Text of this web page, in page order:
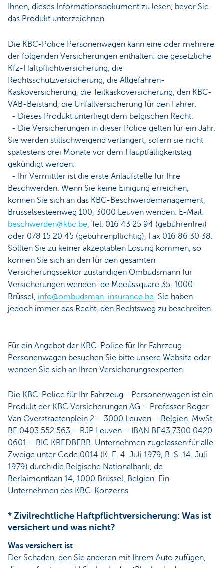
Ihnen, dieses Informationsdokument zu lesen, bevor Sie
das Produkt unterzeichnen.
Die KBC-Police Personenwagen kann eine oder mehrere
der folgenden Versicherungen enthalten: die gesetzliche
Kfz-Haftpflichtversicherung, die
Rechtsschutzversicherung, die Allgefahren-
Kaskoversicherung, die Teilkaskoversicherung, den KBC-
VAB-Beistand, die Unfallversicherung für den Fahrer.
- Dieses Produkt unterliegt dem belgischen Recht.
- Die Versicherungen in dieser Police gelten für ein Jahr.
Sie werden stillschweigend verlängert, sofern sie nicht
spätestens drei Monate vor dem Hauptfälligkeitstag
gekündigt werden.
- Ihr Vermittler ist die erste Anlaufstelle für Ihre
Beschwerden. Wenn Sie keine Einigung erreichen,
können Sie sich an das KBC-Beschwerdemanagement,
Brusselsesteenweg 100, 3000 Leuven wenden. E-Mail:
beschwerden@kbc.be, Tel. 016 43 25 94 (gebührenfrei)
oder 078 15 20 45 (gebührenpflichtig), Fax 016 86 30 38.
Sollten Sie zu keiner akzeptablen Lösung kommen, so
können Sie sich an den für den gesamten
Versicherungssektor zuständigen Ombudsmann für
Versicherungen wenden: de Meeûssquare 35, 1000
Brüssel, info@ombudsman-insurance.be. Sie haben
jedoch immer das Recht, den Rechtsweg zu beschreiten.
Für ein Angebot der KBC-Police für Ihr Fahrzeug -
Personenwagen besuchen Sie bitte unsere Website oder
wenden Sie sich an Ihren Versicherungsexperten.
Die KBC-Police für Ihr Fahrzeug - Personenwagen ist ein
Produkt der KBC Versicherungen AG – Professor Roger
Van Overstraetenplein 2 – 3000 Leuven – Belgien. MwSt.
BE 0403.552.563 – RJP Leuven – IBAN BE43 7300 0420
0601 – BIC KREDBEBB. Unternehmen zugelassen für alle
Zweige unter Code 0014 (K. E. 4. Juli 1979, B. S. 14. Juli
1979) durch die Belgische Nationalbank, de
Berlaimontlaan 14, 1000 Brüssel, Belgien. Ein
Unternehmen des KBC-Konzerns
* Zivilrechtliche Haftpflichtversicherung: Was ist
versichert und was nicht?
Was versichert ist
Der Schaden, den Sie anderen mit Ihrem Auto zufügen,